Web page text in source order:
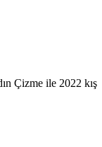
Çizme ile 2022 kış